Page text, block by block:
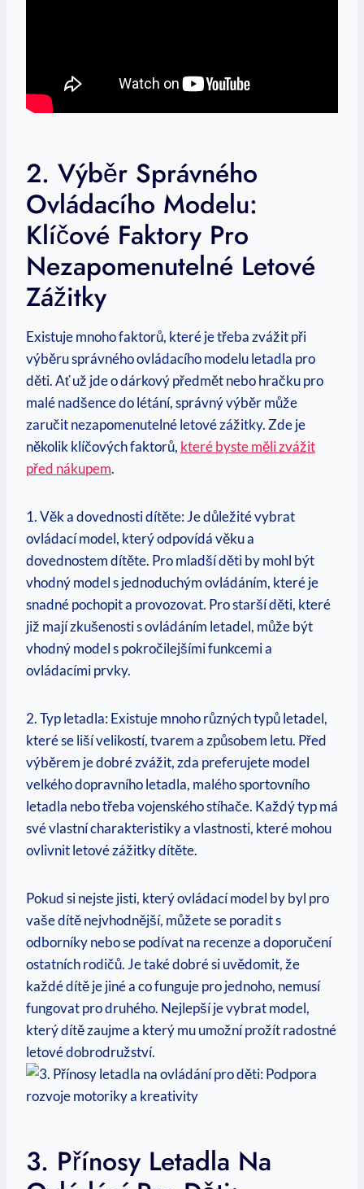
2. Výběr Správného
Ovládacího Modelu:
Klíčové Faktory Pro
Nezapomenutelné Letové
Zážitky
Existuje mnoho faktorů, které je třeba zvážit při
výběru správného ovládacího modelu letadla pro
děti. Ať už jde o dárkový předmět nebo hračku pro
malé nadšence do létání, správný výběr může
zaručit nezapomenutelné letové zážitky. Zde je
několik klíčových faktorů, které byste měli zvážit
před nákupem.
1. Věk a dovednosti dítěte: Je důležité vybrat
ovládací model, který odpovídá věku a
dovednostem dítěte. Pro mladší děti by mohl být
vhodný model s jednoduchým ovládáním, které je
snadné pochopit a provozovat. Pro starší děti, které
již mají zkušenosti s ovládáním letadel, může být
vhodný model s pokročilejšími funkcemi a
ovládacími prvky.
2. Typ letadla: Existuje mnoho různých typů letadel,
které se liší velikostí, tvarem a způsobem letu. Před
výběrem je dobré zvážit, zda preferujete model
velkého dopravního letadla, malého sportovního
letadla nebo třeba vojenského stíhače. Každý typ má
své vlastní charakteristiky a vlastnosti, které mohou
ovlivnit letové zážitky dítěte.
Pokud si nejste jisti, který ovládací model by byl pro
vaše dítě nejvhodnější, můžete se poradit s
odborníky nebo se podívat na recenze a doporučení
ostatních rodičů. Je také dobré si uvědomit, že
každé dítě je jiné a co funguje pro jednoho, nemusí
fungovat pro druhého. Nejlepší je vybrat model,
který dítě zaujme a který mu umožní prožít radostné
letové dobrodružství.
3. Přínosy Letadla Na